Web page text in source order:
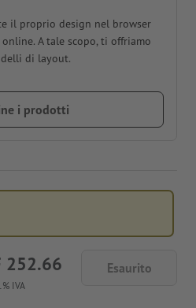
il proprio design nel browser
A tale scopo, ti offriamo
di layout.
i prodotti
IVA
252.66 Esaurito